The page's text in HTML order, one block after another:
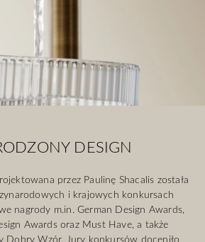
DESIGN
przez Paulinę Shacalis została
i krajowych konkursach
nagrody m.in. German Design Awards,
Awards oraz Must Have, a także
Dobry Wzór. Jury konkursów doceniło